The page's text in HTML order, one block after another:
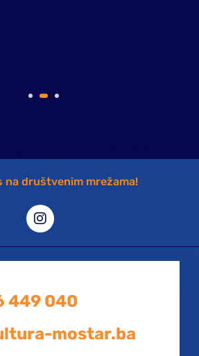
na društvenim mrežama!
449 040
mostar.ba